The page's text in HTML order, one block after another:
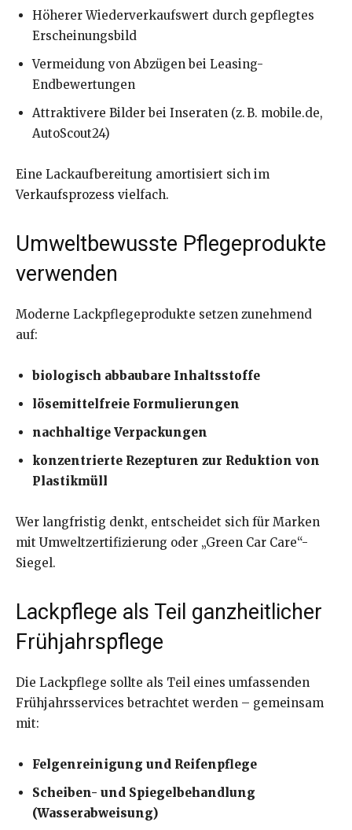
Höherer Wiederverkaufswert durch gepflegtes
Erscheinungsbild
Vermeidung von Abzügen bei Leasing-
Endbewertungen
Attraktivere Bilder bei Inseraten (z. B. mobile.de,
AutoScout24)
Eine Lackaufbereitung amortisiert sich im
Verkaufsprozess vielfach.
Umweltbewusste Pflegeprodukte
verwenden
Moderne Lackpflegeprodukte setzen zunehmend
auf:
biologisch abbaubare Inhaltsstoffe
lösemittelfreie Formulierungen
nachhaltige Verpackungen
konzentrierte Rezepturen zur Reduktion von
Plastikmüll
Wer langfristig denkt, entscheidet sich für Marken
mit Umweltzertifizierung oder „Green Car Care“-
Siegel.
Lackpflege als Teil ganzheitlicher
Frühjahrspflege
Die Lackpflege sollte als Teil eines umfassenden
Frühjahrsservices betrachtet werden – gemeinsam
mit:
Felgenreinigung und Reifenpflege
Scheiben- und Spiegelbehandlung
(Wasserabweisung)